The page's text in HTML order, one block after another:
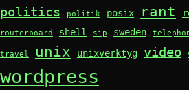
politics politik posix rant
routerboard shell sip sweden
travel unix unixverktyg video
wordpress